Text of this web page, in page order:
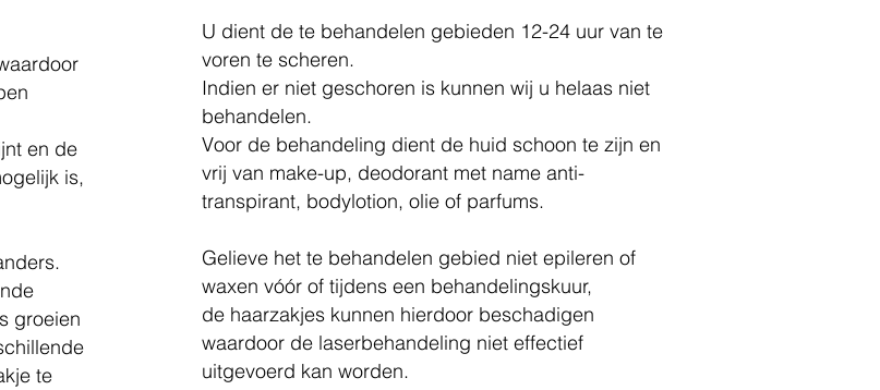
en de
is,
groeien
te
U dient de te behandelen gebieden 12-24 uur van te
voren te scheren.
Indien er niet geschoren is kunnen wij u helaas niet
behandelen.
Voor de behandeling dient de huid schoon te zijn en
vrij van make-up, deodorant met name anti-
transpirant, bodylotion, olie of parfums.
Gelieve het te behandelen gebied niet epileren of
waxen vóór of tijdens een behandelingskuur,
de haarzakjes kunnen hierdoor beschadigen
waardoor de laserbehandeling niet effectief
uitgevoerd kan worden.